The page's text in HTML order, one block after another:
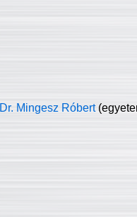
Dr. Mingesz Róbert